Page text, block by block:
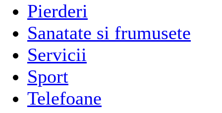
Pierderi
Sanatate si frumusete
Servicii
Sport
Telefoane